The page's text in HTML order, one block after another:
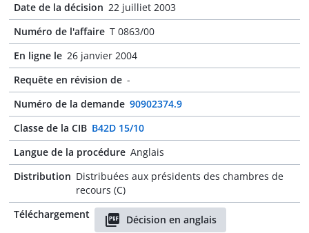
Date de la décision 22 juilliet 2003
Numéro de l'affaire T 0863/00
En ligne le 26 janvier 2004
Requête en révision de -
Numéro de la demande 90902374.9
Classe de la CIB B42D 15/10
Langue de la procédure Anglais
Distribution Distribuées aux présidents des chambres de
recours (C)
Téléchargement
Décision en anglais